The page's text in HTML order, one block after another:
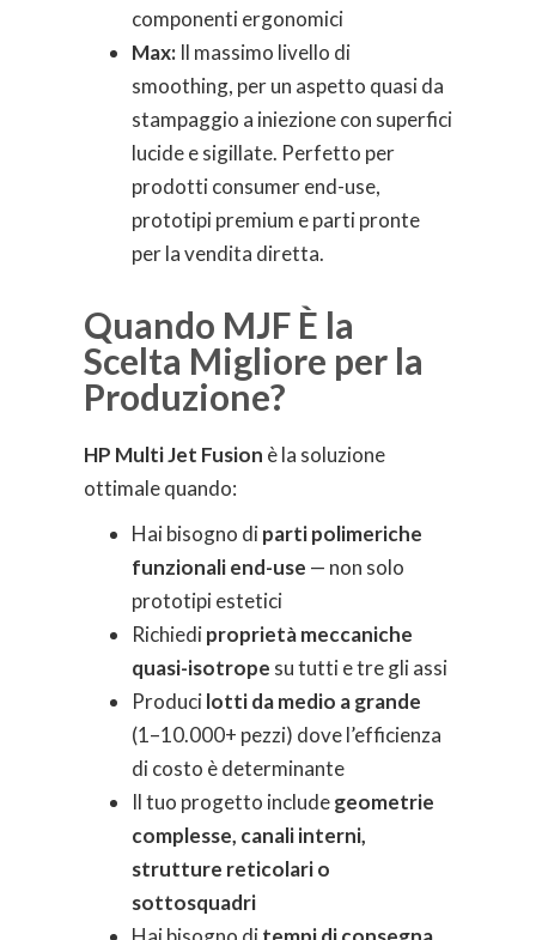
componenti ergonomici
Max: Il massimo livello di
smoothing, per un aspetto quasi da
stampaggio a iniezione con superfici
lucide e sigillate. Perfetto per
prodotti consumer end-use,
prototipi premium e parti pronte
per la vendita diretta.
Quando MJF È la
Scelta Migliore per la
Produzione?
HP Multi Jet Fusion è la soluzione
ottimale quando:
Hai bisogno diparti polimeriche
funzionali end-use — non solo
prototipi estetici
Richiediproprietà meccaniche
quasi-isotrope su tutti e tre gli assi
Producilotti da medio a grande
(1–10.000+ pezzi) dove l’efficienza
di costo è determinante
Il tuo progetto includegeometrie
complesse, canali interni,
strutture reticolari o
sottosquadri